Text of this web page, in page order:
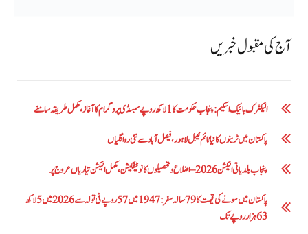
آج کی مقبول خبریں
الیکٹرک بائیک اسکیم: پنجاب حکومت کا1 لاکھ روپے سبسڈی پروگرام کا آغاز ،مکمل طریقہ سامنے
پاکستان میں ٹرینوں کا نیا ٹائم ٹیبل لاہور، فیصل آباد سے نئی روانگیاں
پنجاب بلدیاتی الیکشن 2026 – اضلاع و تحصیلوں کا نوٹیفکیشن، مکمل الیکشن تیاریاں عروج پر
پاکستان میں سونے کی قیمت کا 79 سالہ سفر: 1947 میں 57 روپے فی تولہ سے 2026 میں 5 لاکھ
63 ہزار روپے تک